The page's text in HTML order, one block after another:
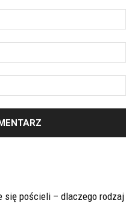
się pościeli – dlaczego rodzaj